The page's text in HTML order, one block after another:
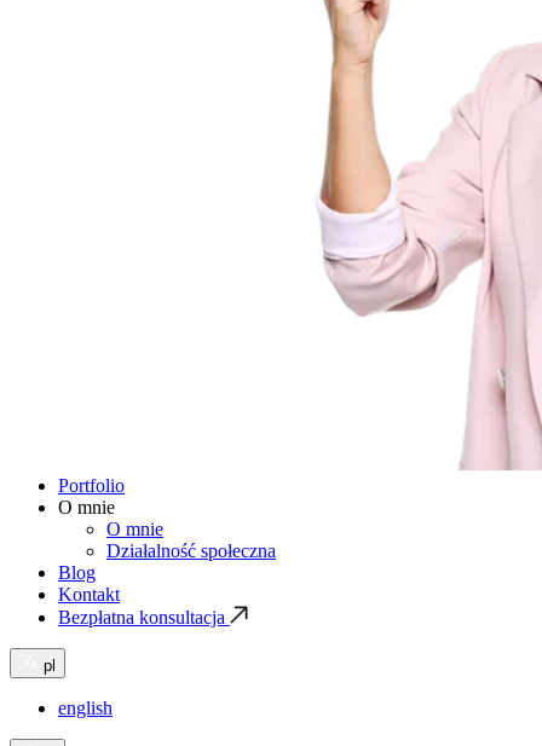
Portfolio
O mnie
O mnie
Działalność społeczna
Blog
Kontakt
Bezpłatna konsultacja
pl
english